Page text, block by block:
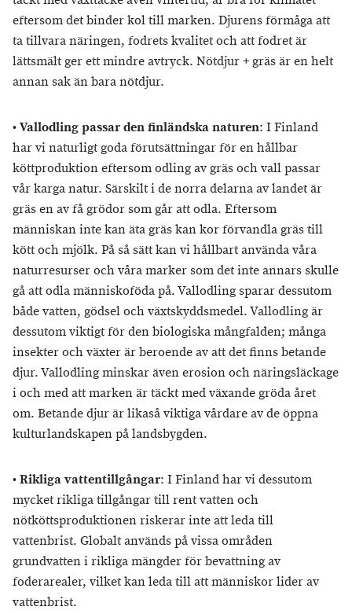
eftersom det binder kol till marken. Djurens förmåga att
ta tillvara näringen, fodrets kvalitet och att fodret är
lättsmält ger ett mindre avtryck. Nötdjur + gräs är en helt
annan sak än bara nötdjur.
•Vallodling passar den finländska naturen: I Finland
har vi naturligt goda förutsättningar för en hållbar
köttproduktion eftersom odling av gräs och vall passar
vår karga natur. Särskilt i de norra delarna av landet är
gräs en av få grödor som går att odla. Eftersom
människan inte kan äta gräs kan kor förvandla gräs till
kött och mjölk. På så sätt kan vi hållbart använda våra
naturresurser och våra marker som det inte annars skulle
gå att odla människoföda på. Vallodling sparar dessutom
både vatten, gödsel och växtskyddsmedel. Vallodling är
dessutom viktigt för den biologiska mångfalden; många
insekter och växter är beroende av att det finns betande
djur. Vallodling minskar även erosion och näringsläckage
i och med att marken är täckt med växande gröda året
om. Betande djur är likaså viktiga vårdare av de öppna
kulturlandskapen på landsbygden.
•Rikliga vattentillgångar: I Finland har vi dessutom
mycket rikliga tillgångar till rent vatten och
nötköttsproduktionen riskerar inte att leda till
vattenbrist. Globalt används på vissa områden
grundvatten i rikliga mängder för bevattning av
foderarealer, vilket kan leda till att människor lider av
vattenbrist.